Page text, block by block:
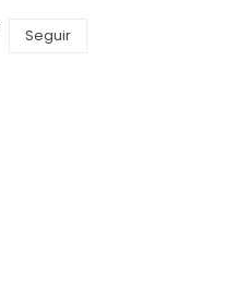
Seguir